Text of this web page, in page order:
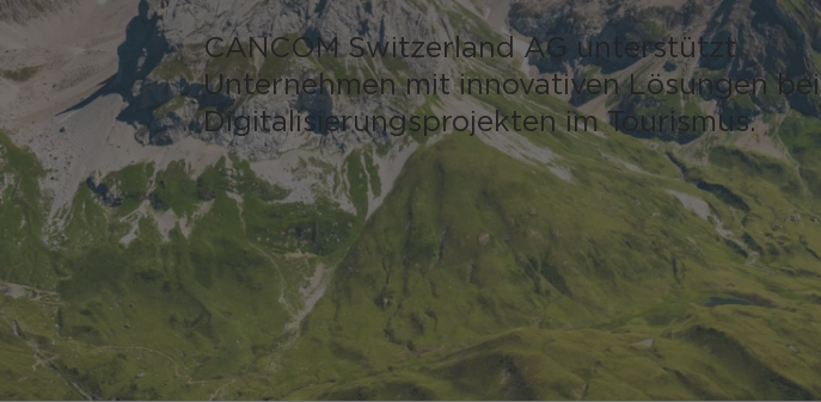
Tourism
CANCOM Switzerland AG unterstützt
Unternehmen mit innovativen Lösungen bei
Digitalisierungs­projekten im Tourismus.